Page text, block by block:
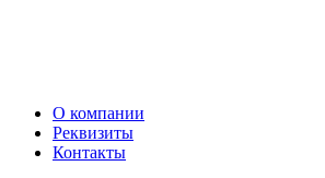
О компании
Реквизиты
Контакты